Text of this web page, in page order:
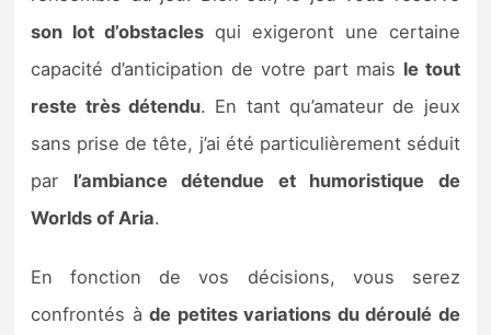
son lot d’obstacles qui exigeront une certaine
capacité d’anticipation de votre part mais le tout
reste très détendu. En tant qu’amateur de jeux
sans prise de tête, j’ai été particulièrement séduit
par l’ambiance détendue et humoristique de
Worlds of Aria.
En fonction de vos décisions, vous serez
confrontés àde petites variations du déroulé de